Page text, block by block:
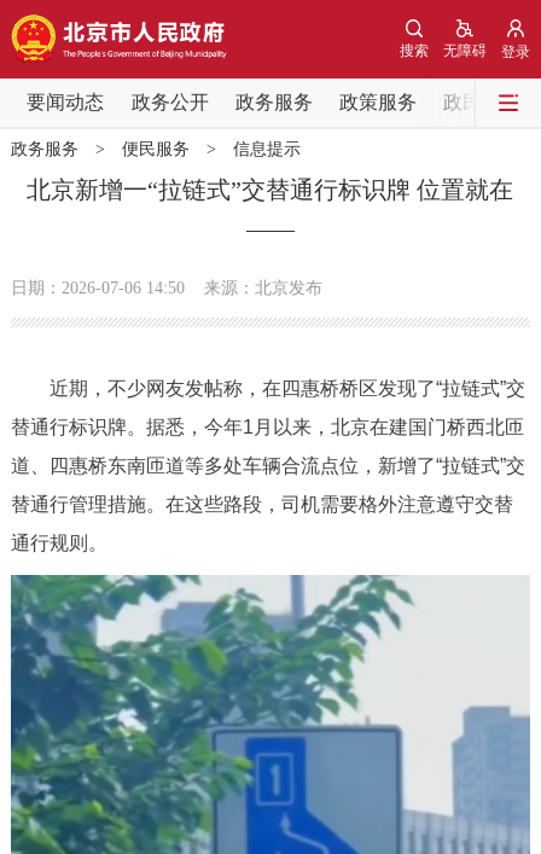
登录
无障碍
搜索
要闻动态 政务公开 政务服务 政策服务 政民互动
要闻动态
党中央精神 国务院信息
会议信息
市领导 机构职能 政策服务
政策兑现 政策解读 回应关切
决策公开 专题公开
政务服务
个人服务 法人服务
便民服务 利企服务
中介服务 阳光政务
政务服务 > 便民服务 > 信息提示
北京新增一“拉链式”交替通行标识牌 位置就在
——
日期：2026-07-06 14:50 来源：北京发布
近期，不少网友发帖称，在四惠桥桥区发现了“拉链式”交
替通行标识牌。据悉，今年1月以来，北京在建国门桥西北匝
道、四惠桥东南匝道等多处车辆合流点位，新增了“拉链式”交
替通行管理措施。在这些路段，司机需要格外注意遵守交替
通行规则。